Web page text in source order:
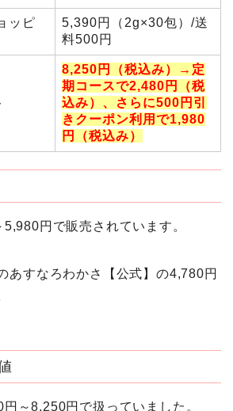
ッピ
5,390円（2g×30包）/送
料500円
8,250円（税込み）
→定
期コースで2,480円（税
込み）、さらに500円引
きクーポン利用で1,980
円（税込み）
円で販売されています。
あすなろわかさ【公式】の4,780円
～8,250円で扱っていました。